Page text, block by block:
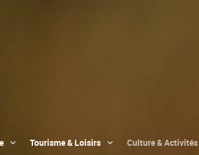
Tourisme & Loisirs Culture & Activités